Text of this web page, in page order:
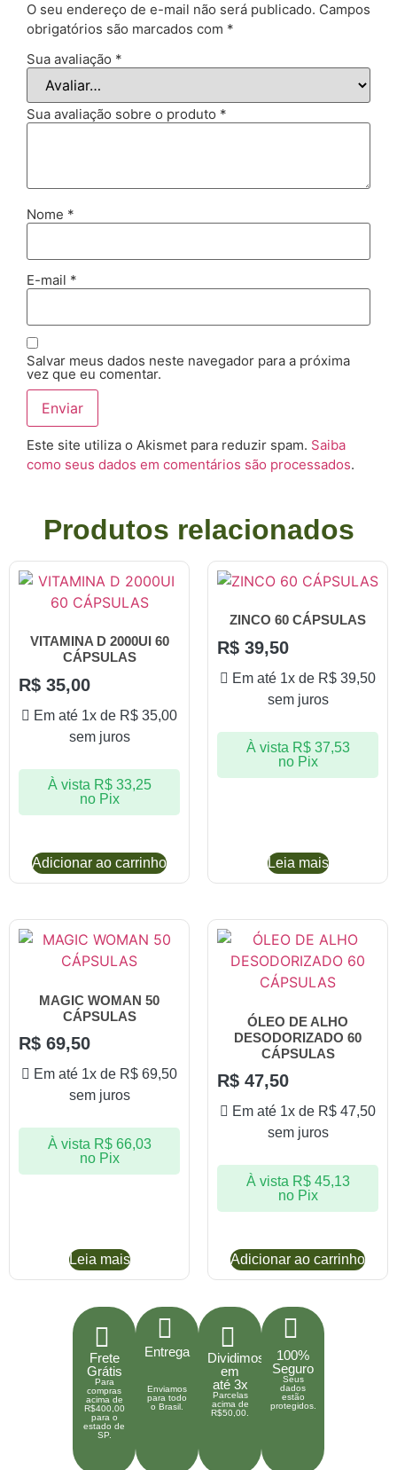
O seu endereço de e-mail não será publicado. Campos
obrigatórios são marcados com *
Sua avaliação *
Sua avaliação sobre o produto *
Nome *
E-mail *
Salvar meus dados neste navegador para a próxima
vez que eu comentar.
Este site utiliza o Akismet para reduzir spam. Saiba
como seus dados em comentários são processados.
Produtos relacionados
VITAMINA D 2000UI 60
CÁPSULAS
R$ 35,00
Em até 1x de R$ 35,00
sem juros
À vista R$33,25
no Pix
Adicionar ao carrinho
ZINCO 60 CÁPSULAS
R$ 39,50
Em até 1x de R$ 39,50
sem juros
À vista R$37,53
no Pix
Leia mais
MAGIC WOMAN 50
CÁPSULAS
R$ 69,50
Em até 1x de R$ 69,50
sem juros
À vista R$66,03
no Pix
Leia mais
ÓLEO DE ALHO
DESODORIZADO 60
CÁPSULAS
R$ 47,50
Em até 1x de R$ 47,50
sem juros
À vista R$45,13
no Pix
Adicionar ao carrinho
Frete
Grátis
Para
compras
acima de
R$400,00
para o
estado de
SP.
Entrega
Enviamos
para todo
o Brasil.
Dividimos
em
até 3x
Parcelas
acima de
R$50,00.
100%
Seguro
Seus
dados
estão
protegidos.